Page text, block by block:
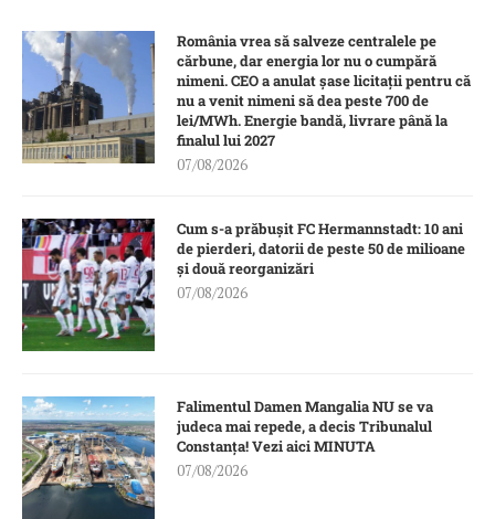
România vrea să salveze centralele pe
cărbune, dar energia lor nu o cumpără
nimeni. CEO a anulat șase licitații pentru că
nu a venit nimeni să dea peste 700 de
lei/MWh. Energie bandă, livrare până la
finalul lui 2027
07/08/2026
Cum s-a prăbușit FC Hermannstadt: 10 ani
de pierderi, datorii de peste 50 de milioane
și două reorganizări
07/08/2026
Falimentul Damen Mangalia NU se va
judeca mai repede, a decis Tribunalul
Constanța! Vezi aici MINUTA
07/08/2026